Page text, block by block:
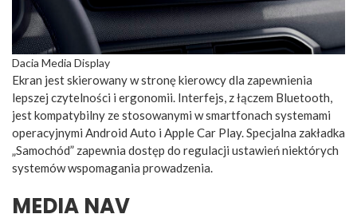
Dacia Media Display
Ekran jest skierowany w stronę kierowcy dla zapewnienia
lepszej czytelności i ergonomii. Interfejs, z łączem Bluetooth,
jest kompatybilny ze stosowanymi w smartfonach systemami
operacyjnymi Android Auto i Apple Car Play. Specjalna zakładka
„Samochód” zapewnia dostęp do regulacji ustawień niektórych
systemów wspomagania prowadzenia.
MEDIA NAV